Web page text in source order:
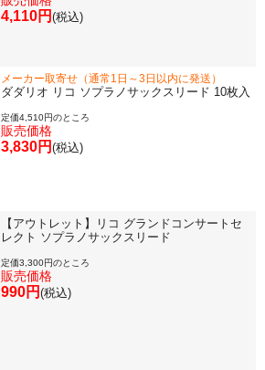
4,110円 (税込)
メーカー取寄せ（通常1日～3日以内に発送）
ダダリオ リコ ソプラノサックスリード 10枚入
定価4,510円のところ
販売価格
3,830円 (税込)
【アウトレット】リコ グランドコンサートセ
レクト ソプラノサックスリード
定価3,300円のところ
販売価格
990円 (税込)